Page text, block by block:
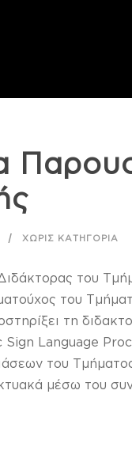
ΧΩΡΊΣ ΚΑΤΗΓΟΡΊΑ
του
του
τη
Language
του
μέσω του